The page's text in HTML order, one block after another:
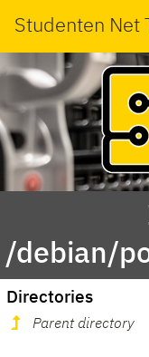
Studenten Net
/debian/
Directories
Parent directory